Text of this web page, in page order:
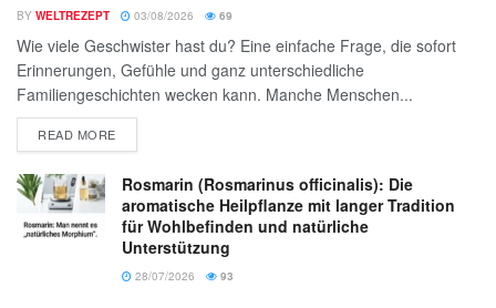
BY WELTREZEPT 03/08/2026 69
Wie viele Geschwister hast du? Eine einfache Frage, die sofort
Erinnerungen, Gefühle und ganz unterschiedliche
Familiengeschichten wecken kann. Manche Menschen...
READ MORE
Rosmarin (Rosmarinus officinalis): Die
aromatische Heilpflanze mit langer Tradition
für Wohlbefinden und natürliche
Unterstützung
28/07/2026 93